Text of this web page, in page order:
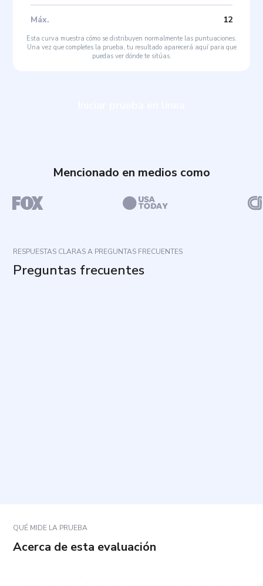
Máx. 12
Esta curva muestra cómo se distribuyen normalmente las puntuaciones.
Una vez que completes la prueba, tu resultado aparecerá aquí para que
puedas ver dónde te sitúas.
Mencionado en medios como
RESPUESTAS CLARAS A PREGUNTAS FRECUENTES
Preguntas frecuentes
QUÉ MIDE LA PRUEBA
Acerca de esta evaluación